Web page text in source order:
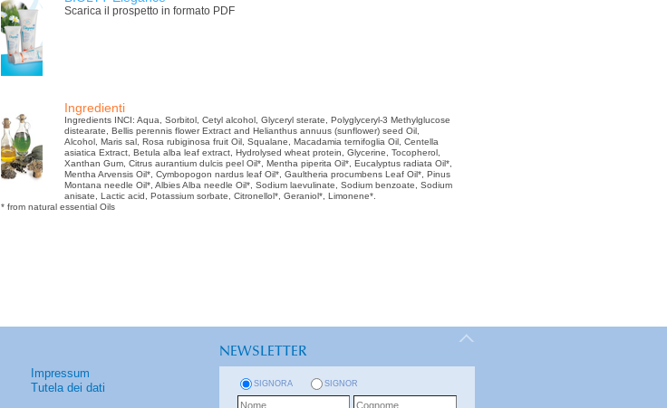
Scarica il prospetto in formato PDF
Ingredienti
Ingredients INCI: Aqua, Sorbitol, Cetyl alcohol, Glyceryl sterate, Polyglyceryl-3 Methylglucose
distearate, Bellis perennis flower Extract and Helianthus annuus (sunflower) seed Oil,
Alcohol, Maris sal, Rosa rubiginosa fruit Oil, Squalane, Macadamia ternifoglia Oil, Centella
asiatica Extract, Betula alba leaf extract, Hydrolysed wheat protein, Glycerine, Tocopherol,
Xanthan Gum, Citrus aurantium dulcis peel Oil*, Mentha piperita Oil*, Eucalyptus radiata Oil*,
Mentha Arvensis Oil*, Cymbopogon nardus leaf Oil*, Gaultheria procumbens Leaf Oil*, Pinus
Montana needle Oil*, Albies Alba needle Oil*, Sodium laevulinate, Sodium benzoate, Sodium
anisate, Lactic acid, Potassium sorbate, Citronellol*, Geraniol*, Limonene*.
* from natural essential Oils
Impressum
Tutela dei dati
NEWSLETTER
SIGNORA SIGNOR